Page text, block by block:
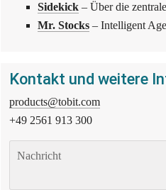
Sidekick – Über die
Mr. Stocks – Intelligent
Kontakt und weitere
products@tobit.com
+49 2561 913 300